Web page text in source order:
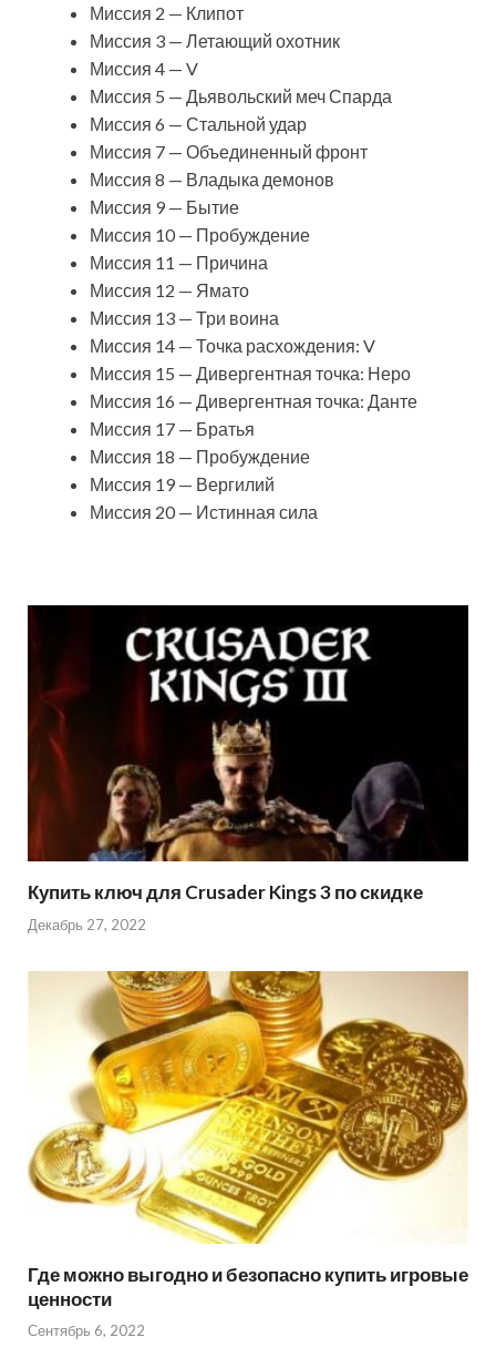
Миссия 2 — Клипот
Миссия 3 — Летающий охотник
Миссия 4 — V
Миссия 5 — Дьявольский меч Спарда
Миссия 6 — Стальной удар
Миссия 7 — Объединенный фронт
Миссия 8 — Владыка демонов
Миссия 9 — Бытие
Миссия 10 — Пробуждение
Миссия 11 — Причина
Миссия 12 — Ямато
Миссия 13 — Три воина
Миссия 14 — Точка расхождения: V
Миссия 15 — Дивергентная точка: Неро
Миссия 16 — Дивергентная точка: Данте
Миссия 17 — Братья
Миссия 18 — Пробуждение
Миссия 19 — Вергилий
Миссия 20 — Истинная сила
Купить ключ для Crusader Kings 3 по скидке
Декабрь 27, 2022
Где можно выгодно и безопасно купить игровые
ценности
Сентябрь 6, 2022